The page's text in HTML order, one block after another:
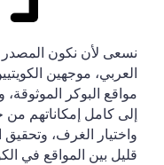
نسعى لأن نكون المصدر
العربي، موجهين
مواقع البوكر
إلى كامل إمكاناتهم من
واختيار الغرف، وتحقيق
قليل بين المواقع في